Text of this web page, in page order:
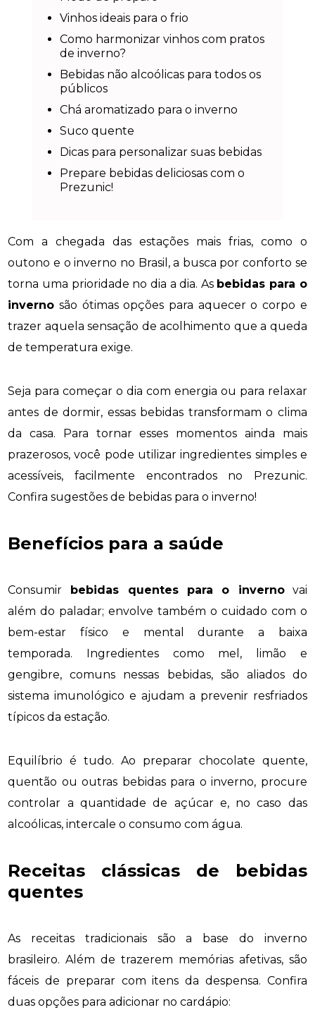
Vinhos ideais para o frio
Como harmonizar vinhos com pratos
de inverno?
Bebidas não alcoólicas para todos os
públicos
Chá aromatizado para o inverno
Suco quente
Dicas para personalizar suas bebidas
Prepare bebidas deliciosas com o
Prezunic!
Com a chegada das estações mais frias, como o
outono e o inverno no Brasil, a busca por conforto se
torna uma prioridade no dia a dia. As bebidas para o
inverno são ótimas opções para aquecer o corpo e
trazer aquela sensação de acolhimento que a queda
de temperatura exige.
Seja para começar o dia com energia ou para relaxar
antes de dormir, essas bebidas transformam o clima
da casa. Para tornar esses momentos ainda mais
prazerosos, você pode utilizar ingredientes simples e
acessíveis, facilmente encontrados no Prezunic.
Confira sugestões de bebidas para o inverno!
Benefícios para a saúde
Consumir bebidas quentes para o invernovai
além do paladar; envolve também o cuidado com o
bem-estar físico e mental durante a baixa
temporada. Ingredientes como mel, limão e
gengibre, comuns nessas bebidas, são aliados do
sistema imunológico e ajudam a prevenir resfriados
típicos da estação.
Equilíbrio é tudo. Ao preparar chocolate quente,
quentão ou outras bebidas para o inverno, procure
controlar a quantidade de açúcar e, no caso das
alcoólicas, intercale o consumo com água.
Receitas clássicas de bebidas
quentes
As receitas tradicionais são a base do inverno
brasileiro. Além de trazerem memórias afetivas, são
fáceis de preparar com itens da despensa. Confira
duas opções para adicionar no cardápio: